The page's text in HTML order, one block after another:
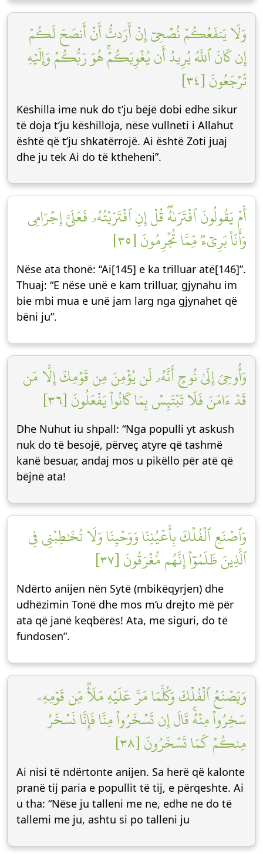
وَلَا يَنفَعُكُمۡ نُصۡحِيٓ إِنۡ أَرَدتُّ أَنۡ أَنصَحَ لَكُمۡ
إِن كَانَ ٱللَّهُ يُرِيدُ أَن يُغۡوِيَكُمۡۚ هُوَ رَبُّكُمۡ وَإِلَيۡهِ
تُرۡجَعُونَ [٣٤]
Këshilla ime nuk do t’ju bëjë dobi edhe sikur
të doja t’ju këshilloja, nëse vullneti i Allahut
është që t’ju shkatërrojë. Ai është Zoti juaj
dhe ju tek Ai do të ktheheni”.
أَمۡ يَقُولُونَ ٱفۡتَرَىٰهُۖ قُلۡ إِنِ ٱفۡتَرَيۡتُهُۥ فَعَلَيَّ إِجۡرَامِي
وَأَنَا۠ بَرِيٓءٞ مِّمَّا تُجۡرِمُونَ [٣٥]
Nëse ata thonë: “Ai[145] e ka trilluar atë[146]”.
Thuaj: “E nëse unë e kam trilluar, gjynahu im
bie mbi mua e unë jam larg nga gjynahet që
bëni ju”.
وَأُوحِيَ إِلَىٰ نُوحٍ أَنَّهُۥ لَن يُؤۡمِنَ مِن قَوۡمِكَ إِلَّا مَن
قَدۡ ءَامَنَ فَلَا تَبۡتَئِسۡ بِمَا كَانُواْ يَفۡعَلُونَ [٣٦]
Dhe Nuhut iu shpall: “Nga populli yt askush
nuk do të besojë, përveç atyre që tashmë
kanë besuar, andaj mos u pikëllo për atë që
bëjnë ata!
وَٱصۡنَعِ ٱلۡفُلۡكَ بِأَعۡيُنِنَا وَوَحۡيِنَا وَلَا تُخَٰطِبۡنِي فِي
ٱلَّذِينَ ظَلَمُوٓاْ إِنَّهُم مُّغۡرَقُونَ [٣٧]
Ndërto anijen nën Sytë (mbikëqyrjen) dhe
udhëzimin Tonë dhe mos m’u drejto më për
ata që janë keqbërës! Ata, me siguri, do të
fundosen”.
وَيَصۡنَعُ ٱلۡفُلۡكَ وَكُلَّمَا مَرَّ عَلَيۡهِ مَلَأٞ مِّن قَوۡمِهِۦ
سَخِرُواْ مِنۡهُۚ قَالَ إِن تَسۡخَرُواْ مِنَّا فَإِنَّا نَسۡخَرُ
مِنكُمۡ كَمَا تَسۡخَرُونَ [٣٨]
Ai nisi të ndërtonte anijen. Sa herë që kalonte
pranë tij paria e popullit të tij, e përqeshte. Ai
u tha: “Nëse ju talleni me ne, edhe ne do të
tallemi me ju, ashtu si po talleni ju